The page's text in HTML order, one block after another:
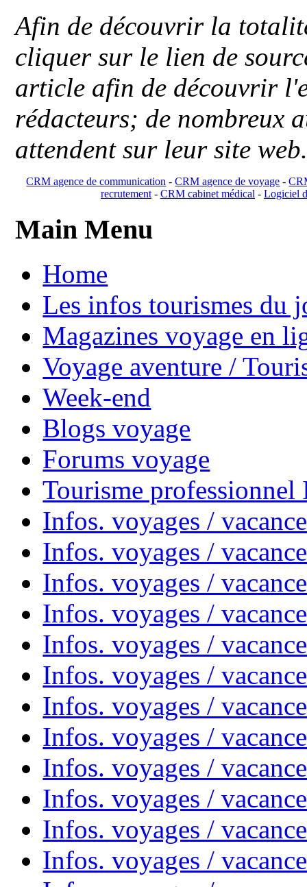
Afin de découvrir la
cliquer sur le lien de
article afin de découvrir
rédacteurs; de nombreux
attendent sur leur site
CRM agence de communication -CRM agence de voyage -
recrutement- CRM cabinet médical- Logiciel
Main Menu
Home
Les infos tourismes du
Magazines voyage en
Voyage aventure /
Week-end
Blogs voyage
Forums voyage
Tourisme
Infos. voyages /
Infos. voyages /
Infos. voyages /
Infos. voyages /
Infos. voyages /
Infos. voyages /
Infos. voyages /
Infos. voyages /
Infos. voyages /
Infos. voyages /
Infos. voyages /
Infos. voyages /